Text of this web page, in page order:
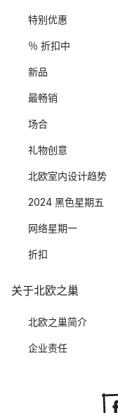
特别优惠
％ 折扣中
新品
最畅销
场合
礼物创意
北欧室内设计趋势
2024 黑色星期五
网络星期一
折扣
关于北欧之巢
北欧之巢简介
企业责任